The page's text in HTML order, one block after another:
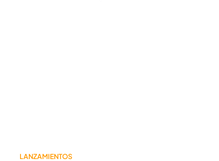
LANZAMIENTOS